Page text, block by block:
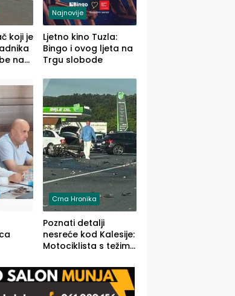
koji je
na
Najnovije
Ljetno kino Tuzla:
Bingo i ovog ljeta na
Trgu slobode
je
Crna Hronika
Poznati detalji
nesreće kod Kalesije:
Motociklista s težim,
lakšim povredama